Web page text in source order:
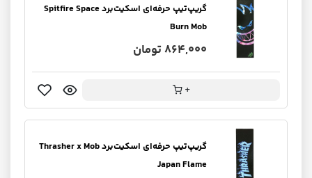
گریپ‌تیپ حرفه‌ای اسکیت‌برد Spitfire Space
Burn Mob
864,000 تومان
+
گریپ‌تیپ حرفه‌ای اسکیت‌برد Thrasher x Mob
Japan Flame